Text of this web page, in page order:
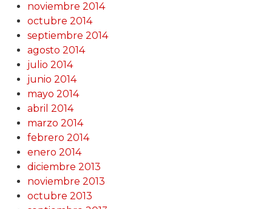
noviembre 2014
octubre 2014
septiembre 2014
agosto 2014
julio 2014
junio 2014
mayo 2014
abril 2014
marzo 2014
febrero 2014
enero 2014
diciembre 2013
noviembre 2013
octubre 2013